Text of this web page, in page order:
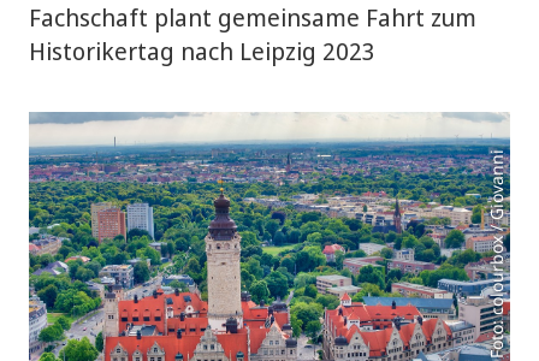
Fachschaft plant gemeinsame Fahrt zum
Historikertag nach Leipzig 2023
Foto: colourbox / Giovanni